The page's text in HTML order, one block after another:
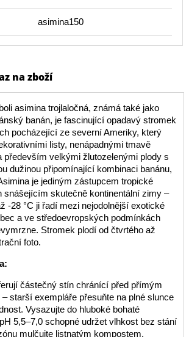
asimina150
na zboží
asimina trojlaločná, známá také jako
banán, je fascinující opadavý stromek
pocházející ze severní Ameriky, který
listy, nenápadnými tmavě
především velkými žlutozelenými plody s
dužinou připomínající kombinaci banánu,
je jediným zástupcem tropické
snášejícím skutečně kontinentální zimy –
-28 °C ji řadí mezi nejodolnější exotické
a ve středoevropských podmínkách
Stromek plodí od čtvrtého až
foto.
částečný stín chránící před přímým
starší exempláře přesuňte na plné slunce
Vysazujte do hluboké bohaté
5,5–7,0 schopné udržet vlhkost bez stání
mulčujte listnatým kompostem.